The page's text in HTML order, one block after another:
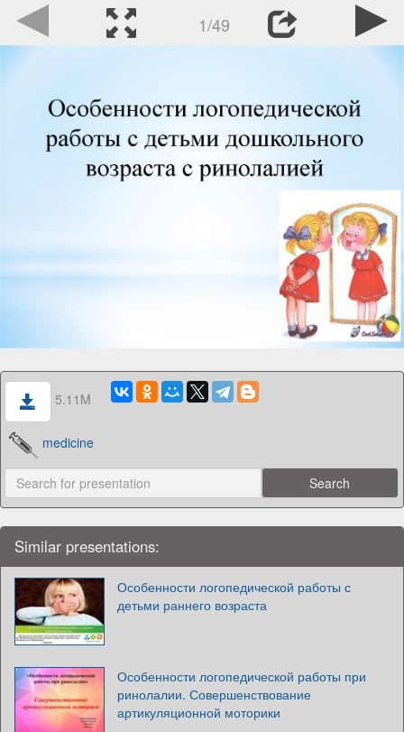
1/49
5.11M
medicine
Similar presentations:
Особенности логопедической работы с
детьми раннего возраста
Особенности логопедической работы при
ринолалии. Совершенствование
артикуляционной моторики